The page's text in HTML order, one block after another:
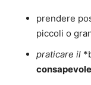
prendere
piccoli o
praticare il
consapevole